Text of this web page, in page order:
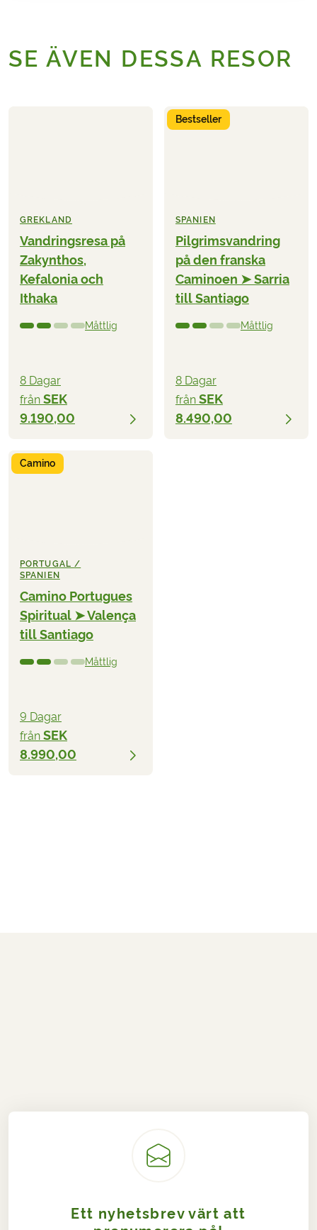
SE ÄVEN DESSA RESOR
GREKLAND
Vandringsresa på
Zakynthos,
Kefalonia och
Ithaka
Måttlig
8 Dagar
från SEK
9.190,00
Bestseller
SPANIEN
Pilgrimsvandring
på den franska
Caminoen ➤ Sarria
till Santiago
Måttlig
8 Dagar
från SEK
8.490,00
Camino
PORTUGAL /
SPANIEN
Camino Portugues
Spiritual ➤ Valença
till Santiago
Måttlig
9 Dagar
från SEK
8.990,00
Ett nyhetsbrev värt att